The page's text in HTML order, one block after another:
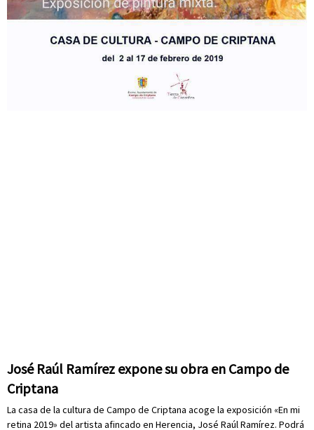
José Raúl Ramírez expone su obra en Campo de
Criptana
La casa de la cultura de Campo de Criptana acoge la exposición «En mi
retina 2019» del artista afincado en Herencia, José Raúl Ramírez. Podrá